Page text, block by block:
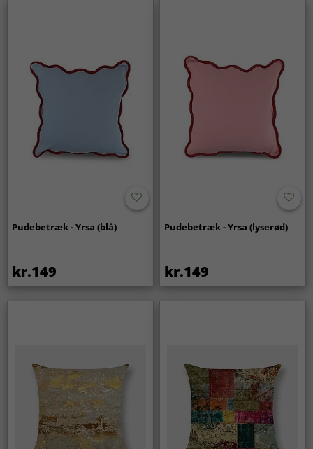
Pudebetræk - Yrsa (blå)
kr.149
Pudebetræk - Yrsa (lyserød)
kr.149